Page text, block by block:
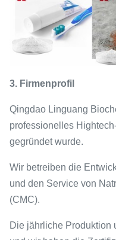
3. Firmenprofil
Qingdao Linguang
professionelles
gegründet wurde.
Wir betreiben die
und den Service von
(CMC).
Die jährliche Produktion